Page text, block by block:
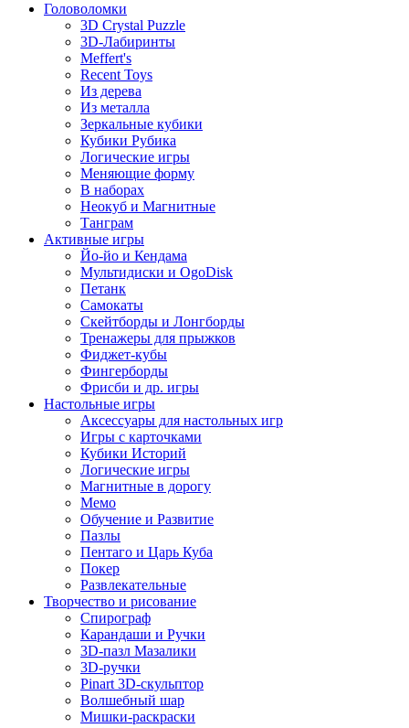
Головоломки
3D Crystal Puzzle
3D-Лабиринты
Meffert's
Recent Toys
Из дерева
Из металла
Зеркальные кубики
Кубики Рубика
Логические игры
Меняющие форму
В наборах
Неокуб и Магнитные
Танграм
Активные игры
Йо-йо и Кендама
Мультидиски и OgoDisk
Петанк
Самокаты
Скейтборды и Лонгборды
Тренажеры для прыжков
Фиджет-кубы
Фингерборды
Фрисби и др. игры
Настольные игры
Аксессуары для настольных игр
Игры с карточками
Кубики Историй
Логические игры
Магнитные в дорогу
Мемо
Обучение и Развитие
Пазлы
Пентаго и Царь Куба
Покер
Развлекательные
Творчество и рисование
Спирограф
Карандаши и Ручки
3D-пазл Мазалики
3D-ручки
Pinart 3D-скульптор
Волшебный шар
Мишки-раскраски